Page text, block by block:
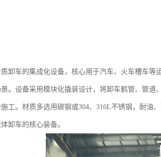
卸车的集成化设备，核心用于汽车、火车槽车
。设备采用模块化撬装设计，将卸车鹤管、管
工。材质多选用碳钢或304、316L不锈钢，耐油
卸车的核心装备。